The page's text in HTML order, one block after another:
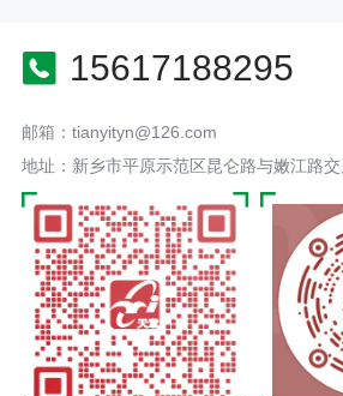
15617188295
邮箱：tianyityn@126.com
地址：新乡市平原示范区昆仑路与嫩江路